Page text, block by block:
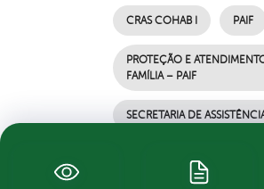
CRAS COHAB I PAIF
PROTEÇÃO E
FAMÍLIA – PAIF
SECRETARIA DE
última modificação em